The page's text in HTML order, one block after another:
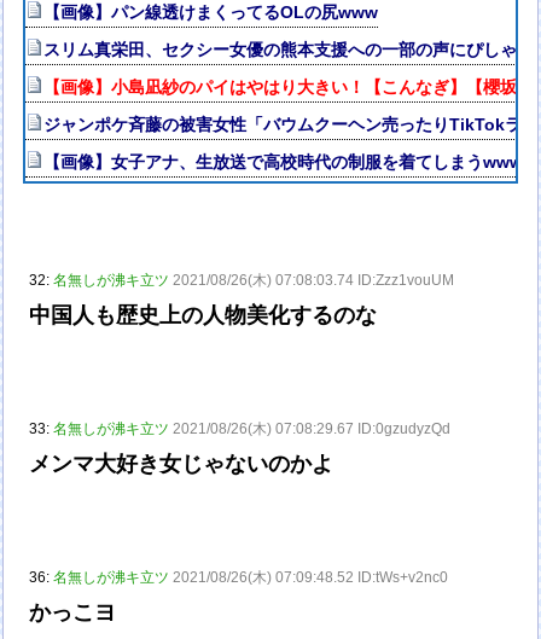
【画像】パン線透けまくってるOLの尻www
スリム真栄田、セクシー女優の熊本支援への一部の声にぴしゃ
【画像】小島凪紗のパイはやはり大きい！【こんなぎ】【櫻坂46
ジャンポケ斉藤の被害女性「バウムクーヘン売ったりTikTokラ
【画像】女子アナ、生放送で高校時代の制服を着てしまうwww
32:名無しが沸キ立ツ 2021/08/26(木) 07:08:03.74 ID:Zzz1vouUM
中国人も歴史上の人物美化するのな
33:名無しが沸キ立ツ 2021/08/26(木) 07:08:29.67 ID:0gzudyzQd
メンマ大好き女じゃないのかよ
36:名無しが沸キ立ツ 2021/08/26(木) 07:09:48.52 ID:tWs+v2nc0
かっこヨ